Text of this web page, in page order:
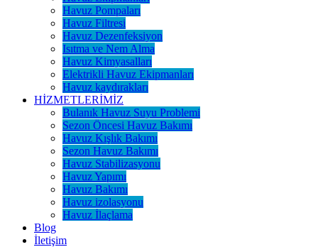
Havuz Pompaları
Havuz Filtresi
Havuz Dezenfeksiyon
Isıtma ve Nem Alma
Havuz Kimyasalları
Elektrikli Havuz Ekipmanları
Havuz kaydırakları
HİZMETLERİMİZ
Bulanık Havuz Suyu Problemi
Sezon Öncesi Havuz Bakımı
Havuz Kışlık Bakımı
Sezon Havuz Bakımı
Havuz Stabilizasyonu
Havuz Yapımı
Havuz Bakımı
Havuz izolasyonu
Havuz İlaçlama
Blog
İletişim